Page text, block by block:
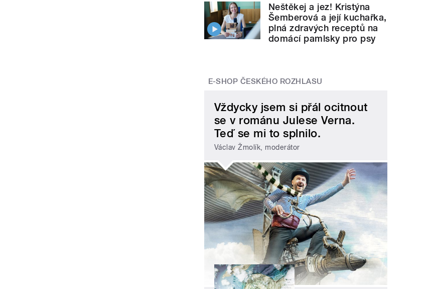
Neštěkej a jez! Kristýna
Šemberová a její kuchařka,
plná zdravých receptů na
domácí pamlsky pro psy
E-SHOP ČESKÉHO ROZHLASU
Vždycky jsem si přál ocitnout
se v románu Julese Verna.
Teď se mi to splnilo.
Václav Žmolík, moderátor